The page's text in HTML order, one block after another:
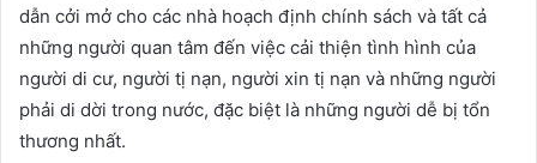
dẫn cởi mở cho các nhà hoạch định chính sách và tất cả
những người quan tâm đến việc cải thiện tình hình của
người di cư, người tị nạn, người xin tị nạn và những người
phải di dời trong nước, đặc biệt là những người dễ bị tổn
thương nhất.